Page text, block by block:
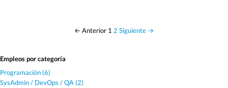
← Anterior 1 2 Siguiente →
Empleos por categoría
Programación (6)
SysAdmin / DevOps / QA (2)